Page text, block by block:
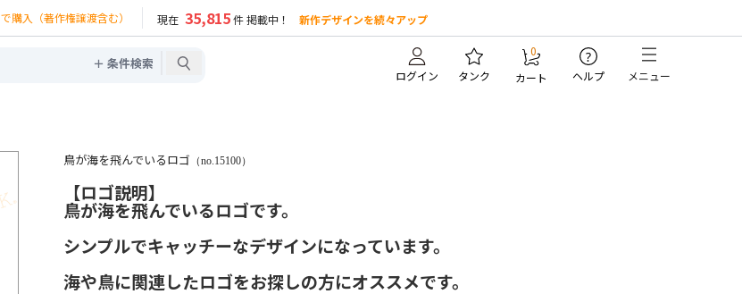
で購入（著作権譲渡含む） 現在 35,815件 掲載中！ 新作デザインを続々アップ
＋ 条件検索
ログイン タンク
0
カート
?
ヘルプ メニュー
鳥が海を飛んでいるロゴ （no.15100）
【ロゴ説明】
鳥が海を飛んでいるロゴです。
シンプルでキャッチーなデザインになっています。
海や鳥に関連したロゴをお探しの方にオススメです。